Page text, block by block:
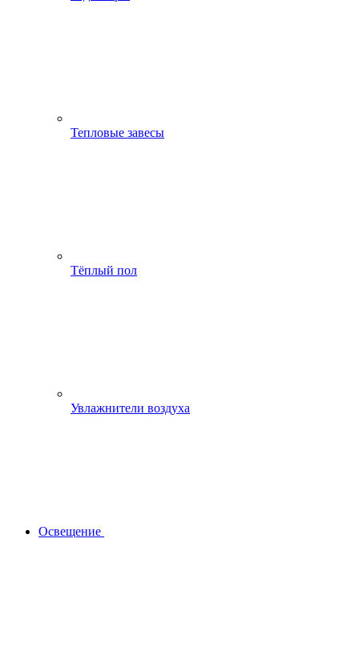
Тепловые завесы
Тёплый пол
Увлажнители воздуха
Освещение